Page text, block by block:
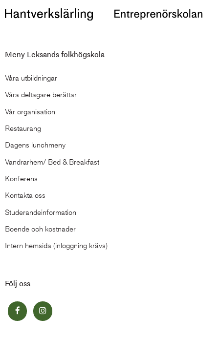
Meny Leksands folkhögskola
Våra utbildningar
Våra deltagare berättar
Vår organisation
Restaurang
Dagens lunchmeny
Vandrarhem/ Bed & Breakfast
Konferens
Kontakta oss
Studerandeinformation
Boende och kostnader
Intern hemsida (inloggning krävs)
Följ oss